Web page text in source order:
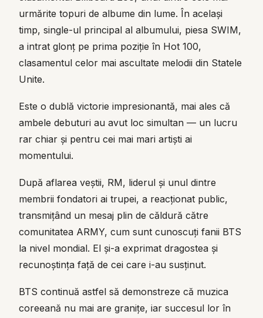
urmărite topuri de albume din lume. În același
timp, single-ul principal al albumului, piesa SWIM,
a intrat glonț pe prima poziție în Hot 100,
clasamentul celor mai ascultate melodii din Statele
Unite.
Este o dublă victorie impresionantă, mai ales că
ambele debuturi au avut loc simultan — un lucru
rar chiar și pentru cei mai mari artiști ai
momentului.
După aflarea veștii, RM, liderul și unul dintre
membrii fondatori ai trupei, a reacționat public,
transmițând un mesaj plin de căldură către
comunitatea ARMY, cum sunt cunoscuți fanii BTS
la nivel mondial. El și-a exprimat dragostea și
recunoștința față de cei care i-au susținut.
BTS continuă astfel să demonstreze că muzica
coreeană nu mai are granițe, iar succesul lor în